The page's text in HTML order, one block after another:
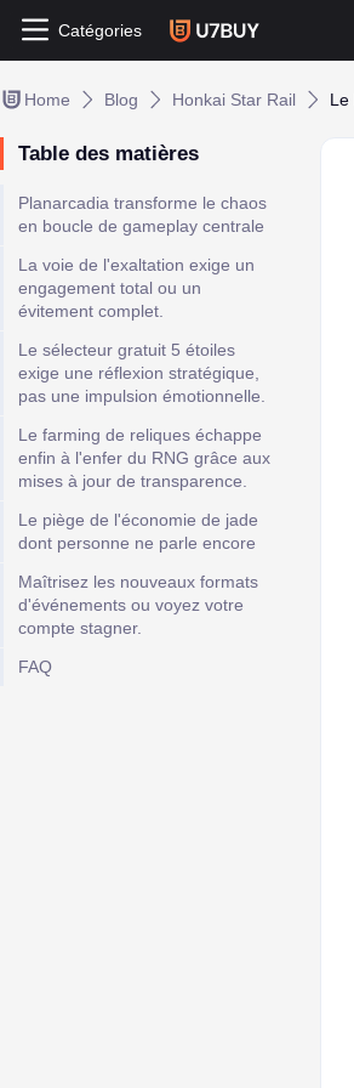
Catégories
Home Blog Honkai Star Rail Le
Table des matières
Planarcadia transforme le chaos
en boucle de gameplay centrale
La voie de l'exaltation exige un
engagement total ou un
évitement complet.
Le sélecteur gratuit 5 étoiles
exige une réflexion stratégique,
pas une impulsion émotionnelle.
Le farming de reliques échappe
enfin à l'enfer du RNG grâce aux
mises à jour de transparence.
Le piège de l'économie de jade
dont personne ne parle encore
Maîtrisez les nouveaux formats
d'événements ou voyez votre
compte stagner.
FAQ